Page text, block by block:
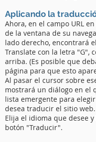
Aplicando la
Ahora, en el campo URL
de la ventana de su
lado derecho, encontrará
Translate con la letra "G",
arriba. (Es posible que
página para que esto
Al pasar el cursor sobre
mostrará un diálogo en el
lista emergente para
desea traducir el sitio web.
Elija el idioma que desee
botón "Traducir".